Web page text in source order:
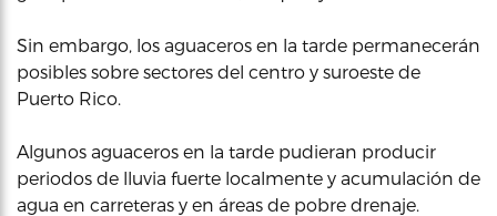
Sin embargo, los aguaceros en la tarde permanecerán
posibles sobre sectores del centro y suroeste de
Puerto Rico.
Algunos aguaceros en la tarde pudieran producir
periodos de lluvia fuerte localmente y acumulación de
agua en carreteras y en áreas de pobre drenaje.